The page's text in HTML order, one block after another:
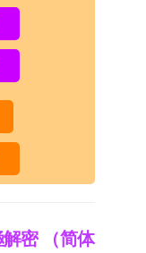
解密 （简体